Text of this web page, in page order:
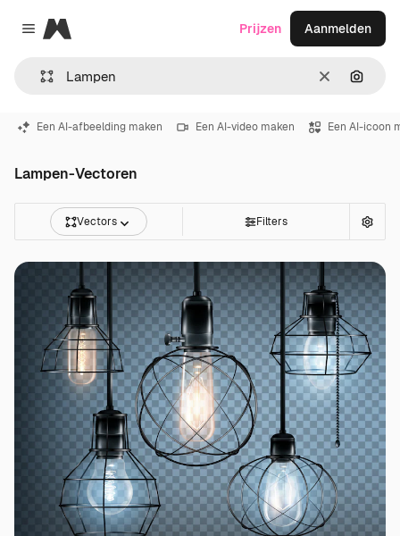
Close menu
Magnific
Wissen
Prijzen Aanmelden
Een AI-afbeelding maken Een AI-video maken Een AI-icoon
Lampen-Vectoren
Vectors Filters